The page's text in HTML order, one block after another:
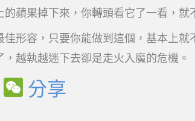
的蘋果掉下來，你轉頭看它了一看，就
佳形容，只要你能做到這個，基本上
越執越迷下去卻是走火入魔的危機。
Li
n
W
e
分享